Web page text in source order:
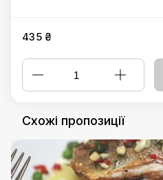
435 ₴
Схожі пропозиції